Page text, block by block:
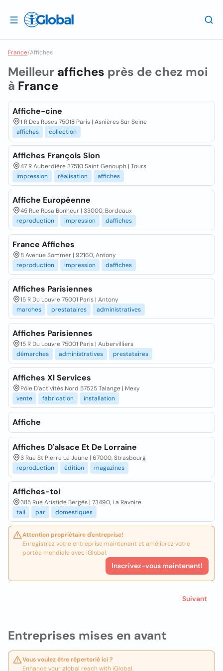
France/Affiches
Entreprises mises en avant
Vous voulez être répertorié ici ?
Enhance your global reach with iGlobal.
Meilleur affiches près de chez moi
à France
Affiche-cine
1 R Des Roses 75018 Paris | Asnières Sur Seine
affiches
collection
Affiches François Sion
47 R Auberdière 37510 Saint Genouph | Tours
impression
réalisation affiches
Affiche Européenne
45 Rue Rosa Bonheur | 33000, Bordeaux
reproduction
impression daffiches
France Affiches
8 Avenue Sommer | 92160, Antony
reproduction
impression daffiches
Affiches Parisiennes
15 R Du Louvre 75001 Paris | Antony
marches
prestataires administratives
Affiches Parisiennes
15 R Du Louvre 75001 Paris | Aubervilliers
démarches
administratives prestataires
Affiches Xl Services
Pôle D'activités Nord 57525 Talange | Mexy
vente
fabrication installation
Affiche
Affiches D'alsace Et De Lorraine
3 Rue St Pierre Le Jeune | 67000, Strasbourg
reproduction
édition magazines
Affiches-toi
385 Rue Aristide Bergès | 73490, La Ravoire
tail
par domestiques
Attention propriétaire d'entreprise!
Enregistrez votre entreprise maintenant et améliorez votre
portée mondiale avec iGlobal.
Inscrivez-vous maintenant!
Suivant